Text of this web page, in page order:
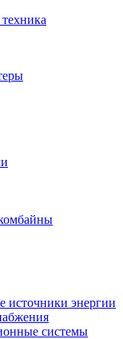
источники энергии
системы